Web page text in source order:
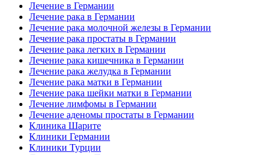
Лечение в Германии
Лечение рака в Германии
Лечение рака молочной железы в Германии
Лечение рака простаты в Германии
Лечение рака легких в Германии
Лечение рака кишечника в Германии
Лечение рака желудка в Германии
Лечение рака матки в Германии
Лечение рака шейки матки в Германии
Лечение лимфомы в Германии
Лечение аденомы простаты в Германии
Клиника Шарите
Клиники Германии
Клиники Турции